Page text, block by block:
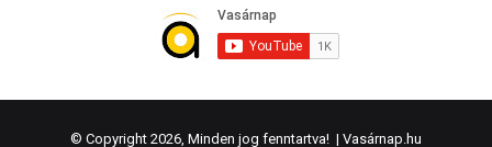
© Copyright 2026, Minden jog fenntartva! | Vasárnap.hu